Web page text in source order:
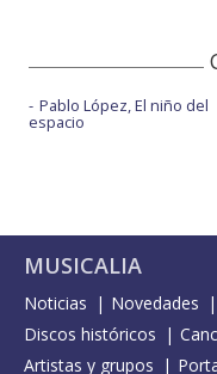
Pablo López, El niño del
espacio
MUSICALIA
Noticias Novedades
Discos históricos
Artistas y grupos